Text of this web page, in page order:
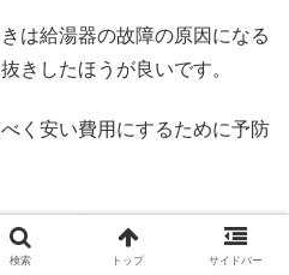
は給湯器の故障の原因になる
きしたほうが良いです。
く安い費用にするために予防
給湯器交換でホームセンター
す。
検索 トップ サイドバー